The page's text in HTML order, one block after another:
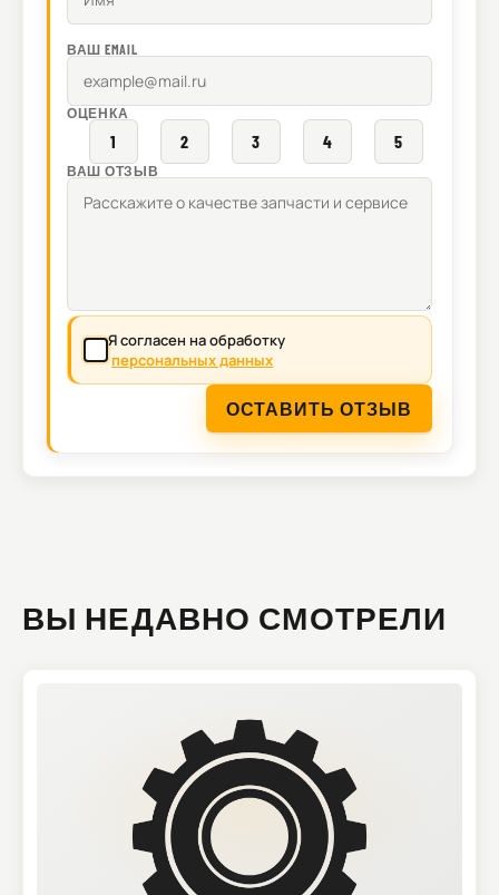
ВАШ EMAIL
ОЦЕНКА
1 2 3 4 5
ВАШ ОТЗЫВ
Я согласен на обработку
персональных данных
ОСТАВИТЬ ОТЗЫВ
ВЫ НЕДАВНО СМОТРЕЛИ